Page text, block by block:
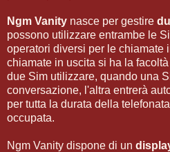
Ngm Vanity nasce per gestire
possono utilizzare entrambe le
operatori diversi per le chiamate
chiamate in uscita si ha la
due Sim utilizzare, quando una
conversazione, l'altra entrerà
per tutta la durata della
occupata.
Ngm Vanity dispone di un